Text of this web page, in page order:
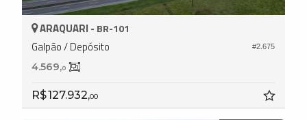
#2.675
ARAQUARI - BR-101
Galpão / Depósito
4.569,0
R$ 127.932,00